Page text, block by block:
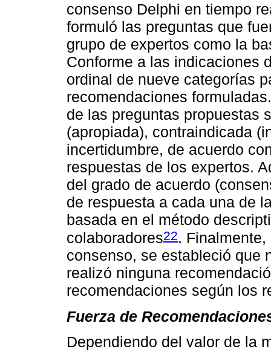
consenso Delphi en tiempo
formuló las preguntas que
grupo de expertos como la
Conforme a las indicaciones
ordinal de nueve categorías
recomendaciones
de las preguntas propuestas
(apropiada), contraindicada
incertidumbre, de acuerdo
respuestas de los expertos.
del grado de acuerdo
de respuesta a cada una de
basada en el método
colaboradores22.
consenso, se estableció que
realizó ninguna
recomendaciones según los
Fuerza de
Dependiendo del valor de la